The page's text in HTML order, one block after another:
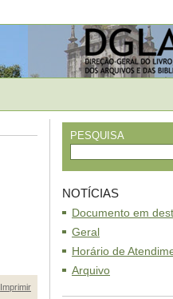
Imprimir
PESQUISA
NOTÍCIAS
Documento em
Geral
Horário de
Arquivo